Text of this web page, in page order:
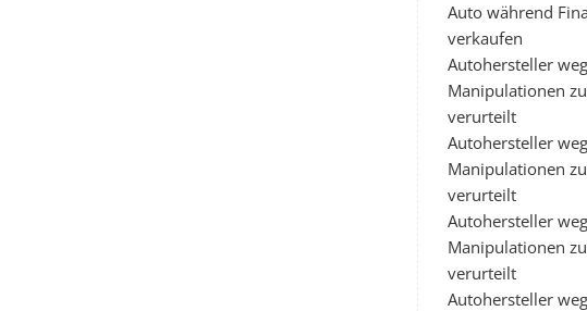
Auto während
verkaufen
Autohersteller
Manipulationen
verurteilt
Autohersteller
Manipulationen
verurteilt
Autohersteller
Manipulationen
verurteilt
Autohersteller